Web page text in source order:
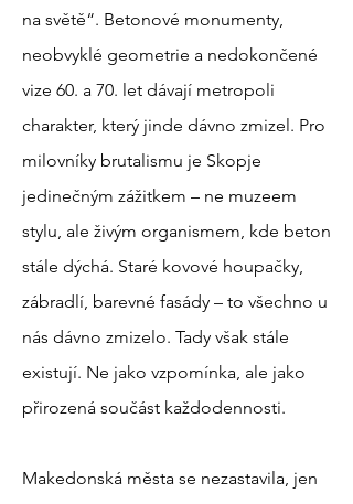
na světě“. Betonové monumenty,
neobvyklé geometrie a nedokončené
vize 60. a 70. let dávají metropoli
charakter, který jinde dávno zmizel. Pro
milovníky brutalismu je Skopje
jedinečným zážitkem – ne muzeem
stylu, ale živým organismem, kde beton
stále dýchá. Staré kovové houpačky,
zábradlí, barevné fasády – to všechno u
nás dávno zmizelo. Tady však stále
existují. Ne jako vzpomínka, ale jako
přirozená součást každodennosti.
Makedonská města se nezastavila, jen